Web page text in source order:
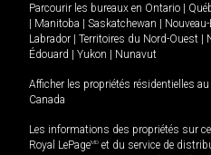
Parcourir les bureaux en Ontario
Manitoba Saskatchewan
Labrador
Territoires du Nord-Ouest
Édouard
Yukon Nunavut
Afficher les propriétés résidentielles au
Canada
Les informations des propriétés sur
Royal LePageMD et du service de